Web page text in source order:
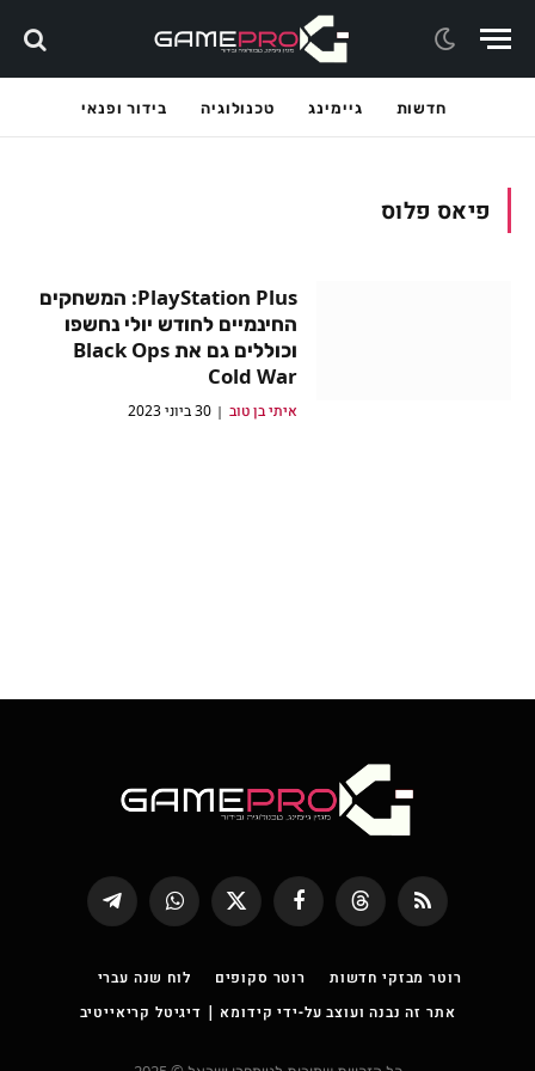
חדשות גיימינג טכנולוגיה בידור ופנאי
פיאס פלוס
PlayStation Plus: המשחקים
החינמיים לחודש יולי נחשפו
וכוללים גם את Black Ops
Cold War
איתי בן טוב 30 ביוני 2023
RSS
Threads פייסבוק
X
(טוויטר)
WhatsApp
Telegram
רוטר מבזקי חדשות רוטר סקופים
לוח שנה עברי
אתר זה נבנה ועוצב על-ידי קידומא | דיגיטל קריאייטיב